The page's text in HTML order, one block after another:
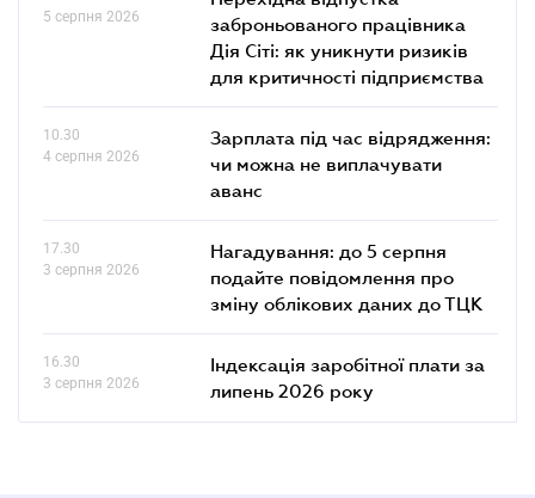
5 серпня 2026
заброньованого працівника
Дія Сіті: як уникнути ризиків
для критичності підприємства
10.30
4 серпня 2026
Зарплата під час відрядження:
чи можна не виплачувати
аванс
17.30
3 серпня 2026
Нагадування: до 5 серпня
подайте повідомлення про
зміну облікових даних до ТЦК
16.30
3 серпня 2026
Індексація заробітної плати за
липень 2026 року